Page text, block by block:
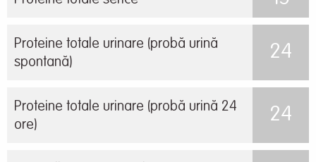
Proteine totale urinare (probă urină
spontană)
24
Proteine totale urinare (probă urină 24
ore)
24